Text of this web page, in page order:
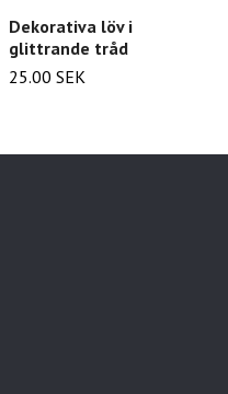
Dekorativa löv i
glittrande tråd
25.00 SEK